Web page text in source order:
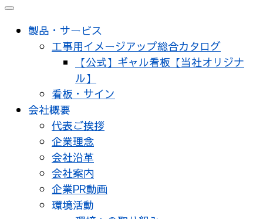
メ
製品・サービス
工事用イメージアップ総合カタログ
【公式】ギャル看板【当社オリジナ
ル】
看板・サイン
会社概要
代表ご挨拶
企業理念
会社沿革
会社案内
企業PR動画
環境活動